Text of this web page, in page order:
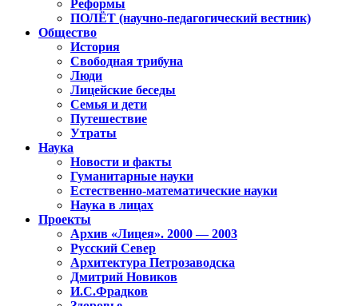
Реформы
ПОЛЁТ (научно-педагогический вестник)
Общество
История
Свободная трибуна
Люди
Лицейские беседы
Семья и дети
Путешествие
Утраты
Наука
Новости и факты
Гуманитарные науки
Естественно-математические науки
Наука в лицах
Проекты
Архив «Лицея». 2000 — 2003
Русский Север
Архитектура Петрозаводска
Дмитрий Новиков
И.С.Фрадков